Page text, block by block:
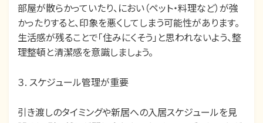
部屋が散らかっていたり、におい（ペット・料理など）が強
かったりすると、印象を悪くしてしまう可能性があります。
生活感が残ることで「住みにくそう」と思われないよう、整
理整頓と清潔感を意識しましょう。
３. スケジュール管理が重要
引き渡しのタイミングや新居への入居スケジュールを見